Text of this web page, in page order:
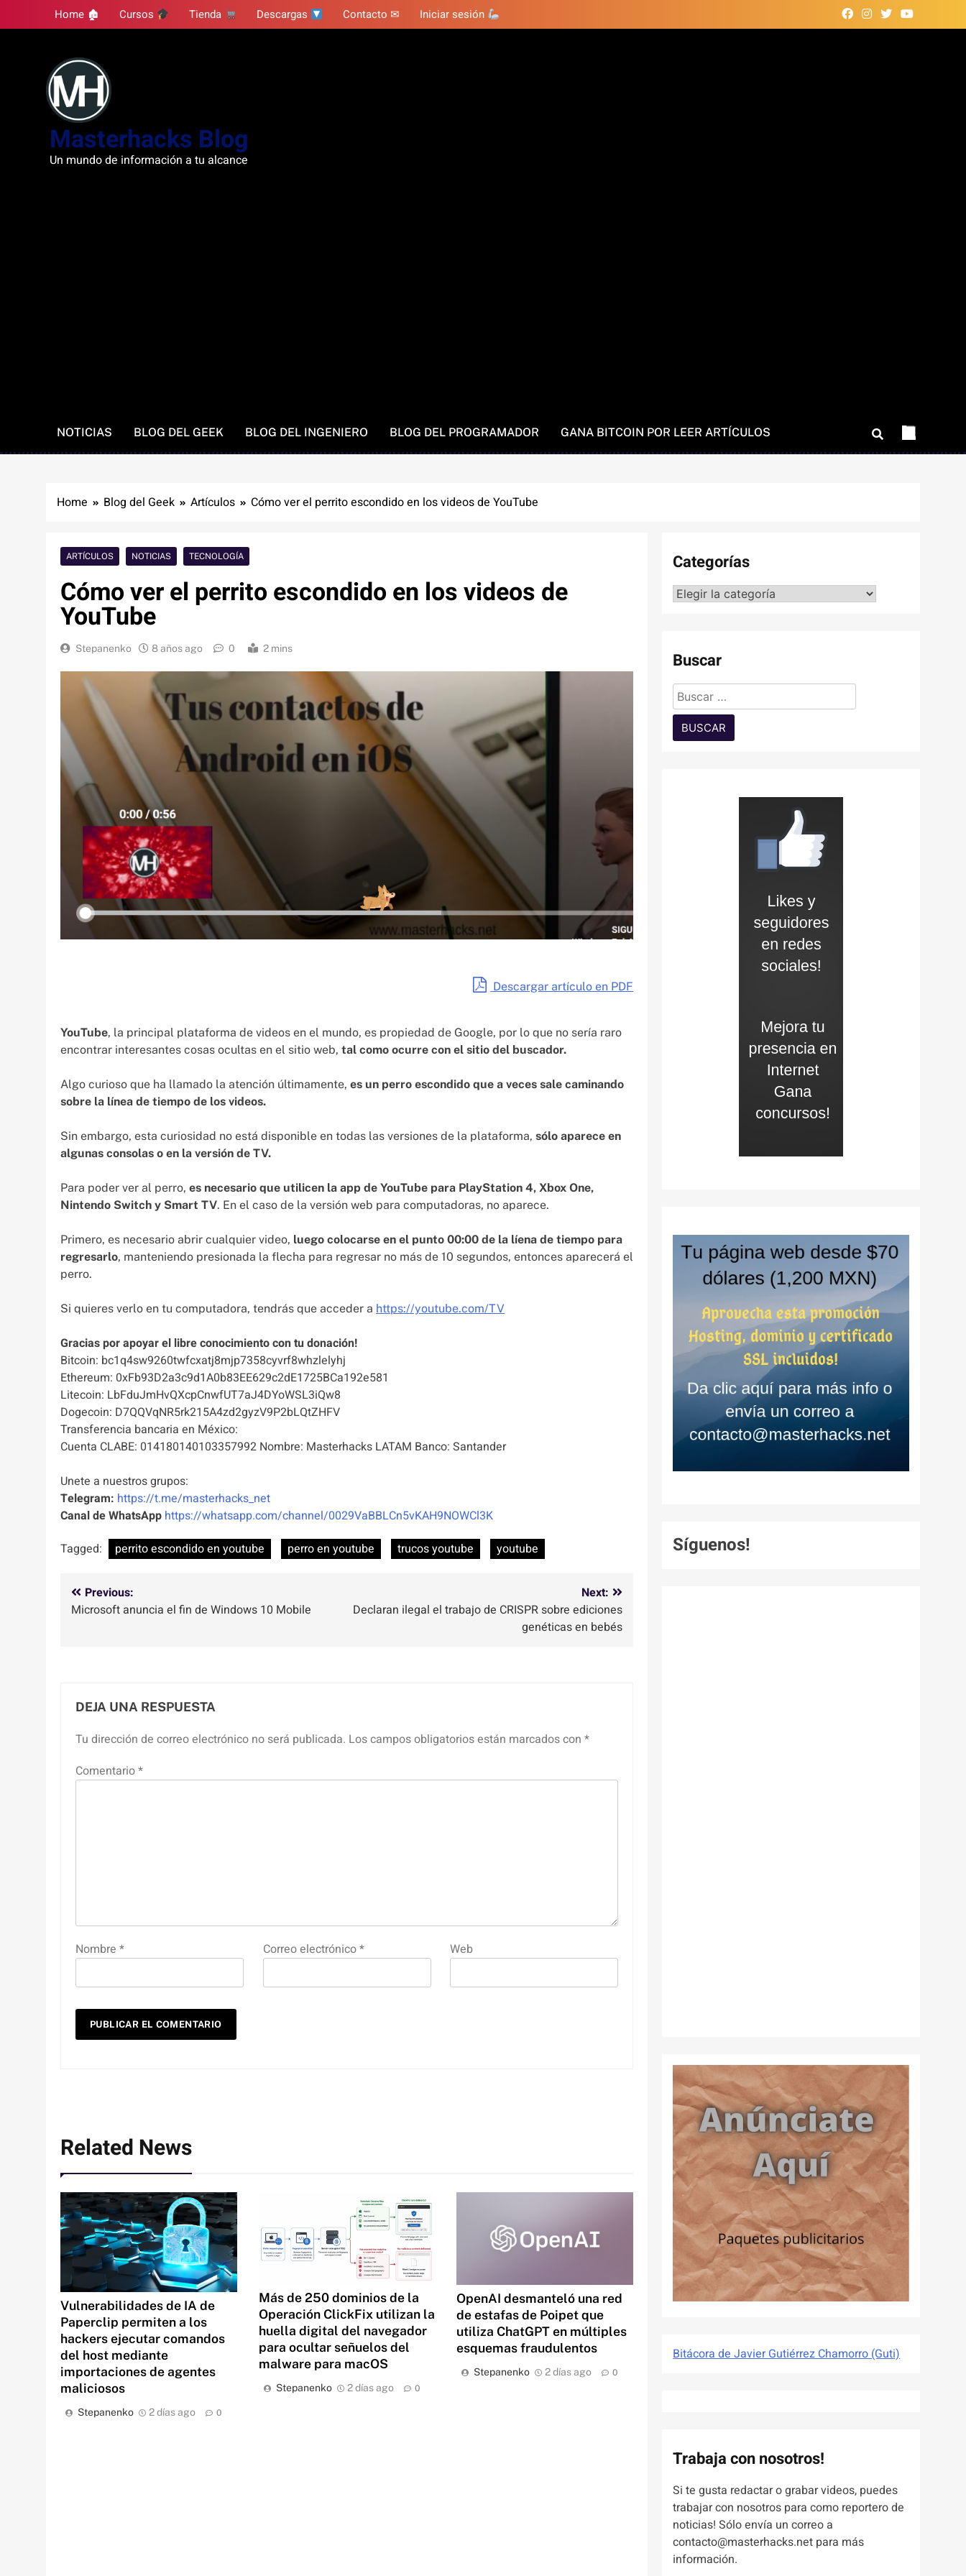
to
Home 🏚 Cursos Tienda Descargas Contacto ✉ Iniciar sesión
Masterhacks Blog
Un mundo de información a tu alcance
NOTICIAS BLOG DEL GEEK BLOG DEL INGENIERO BLOG DEL PROGRAMADOR GANA BITCOIN POR LEER ARTÍCULOS
Home Blog del Geek Artículos Cómo ver el perrito escondido en los videos de YouTube
ARTÍCULOS NOTICIAS TECNOLOGÍA
Cómo ver el perrito escondido en los videos de
YouTube
Stepanenko 8 años ago 0 2 mins
Descargar artículo en PDF
YouTube, la principal plataforma de videos en el mundo, es propiedad de Google, por lo que no sería raro
encontrar interesantes cosas ocultas en el sitio web, tal como ocurre con el sitio del buscador.
Algo curioso que ha llamado la atención últimamente, es un perro escondido que a veces sale caminando
sobre la línea de tiempo de los videos.
Sin embargo, esta curiosidad no está disponible en todas las versiones de la plataforma, sólo aparece en
algunas consolas o en la versión de TV.
Para poder ver al perro, es necesario que utilicen la app de YouTube para PlayStation 4, Xbox One,
Nintendo Switch y Smart TV. En el caso de la versión web para computadoras, no aparece.
Primero, es necesario abrir cualquier video, luego colocarse en el punto 00:00 de la líena de tiempo para
regresarlo, manteniendo presionada la flecha para regresar no más de 10 segundos, entonces aparecerá el
perro.
Si quieres verlo en tu computadora, tendrás que acceder a https://youtube.com/TV
Gracias por apoyar el libre conocimiento con tu donación!
Bitcoin: bc1q4sw9260twfcxatj8mjp7358cyvrf8whzlelyhj
Ethereum: 0xFb93D2a3c9d1A0b83EE629c2dE1725BCa192e581
Litecoin: LbFduJmHvQXcpCnwfUT7aJ4DYoWSL3iQw8
Dogecoin: D7QQVqNR5rk215A4zd2gyzV9P2bLQtZHFV
Transferencia bancaria en México:
Cuenta CLABE: 014180140103357992 Nombre: Masterhacks LATAM Banco: Santander
Unete a nuestros grupos:
Telegram: https://t.me/masterhacks_net
Canal de WhatsApp https://whatsapp.com/channel/0029VaBBLCn5vKAH9NOWCl3K
Tagged:
perrito escondido en youtube perro en youtube trucos youtube youtube
Navegación
de
Previous:
Microsoft anuncia el fin de Windows 10 Mobile
Next:
Declaran ilegal el trabajo de CRISPR sobre ediciones
genéticas en bebés
DEJA UNA RESPUESTA
Tu dirección de correo electrónico no será publicada. Los campos obligatorios están marcados con *
Comentario*
Nombre * Correo electrónico* Web
Related News
Vulnerabilidades de IA de
Paperclip permiten a los
hackers ejecutar comandos
del host mediante
importaciones de agentes
maliciosos
Stepanenko 2 días ago 0
Más de 250 dominios de la
Operación ClickFix utilizan la
huella digital del navegador
para ocultar señuelos del
malware para macOS
Stepanenko 2 días ago 0
OpenAI desmanteló una red
de estafas de Poipet que
utiliza ChatGPT en múltiples
esquemas fraudulentos
Stepanenko 2 días ago 0
Categorías
Categorías
Buscar
Buscar:
Síguenos!
Bitácora de Javier Gutiérrez Chamorro (Guti)
Trabaja con nosotros!
Si te gusta redactar o grabar videos, puedes
trabajar con nosotros para como reportero de
noticias! Sólo envía un correo a
contacto@masterhacks.net para más
información.